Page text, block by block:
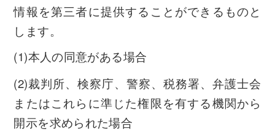
情報を第三者に提供することができるものと
します。
(1)本人の同意がある場合
(2)裁判所、検察庁、警察、税務署、弁護士会
またはこれらに準じた権限を有する機関から
開示を求められた場合